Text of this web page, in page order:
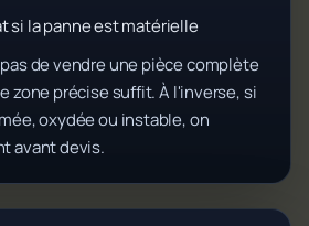
si la panne est matérielle
de vendre une pièce complète
zone précise suffit. À l'inverse, si
oxydée ou instable, on
avant devis.